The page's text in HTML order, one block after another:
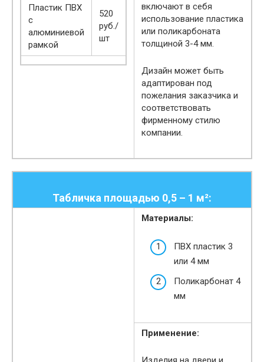
Пластик ПВХ
с
алюминиевой
рамкой
520
руб./
шт
включают в себя
использование пластика
или поликарбоната
толщиной 3-4 мм.
Дизайн может быть
адаптирован под
пожелания заказчика и
соответствовать
фирменному стилю
компании.
Табличка площадью 0,5 – 1 м²:
Материалы:
ПВХ пластик 3
или 4 мм
Поликарбонат 4
мм
Применение: